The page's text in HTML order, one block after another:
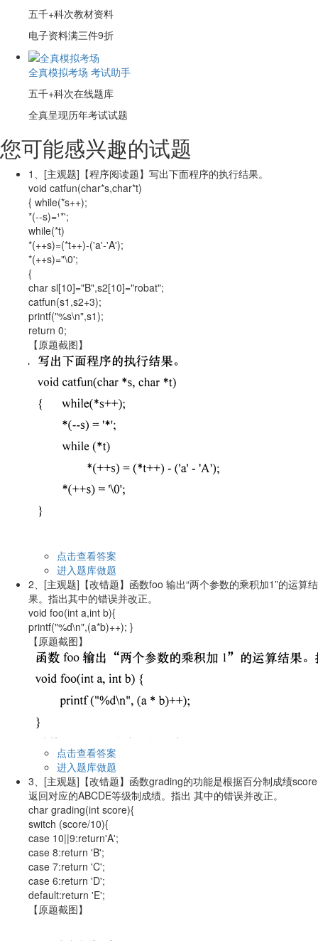
五千+科次教材资料
电子资料满三件9折
全真模拟考场 考试助手
五千+科次在线题库
全真呈现历年考试试题
您可能感兴趣的试题
1、 [主观题] 【程序阅读题】写出下面程序的执行结果。
void catfun(char*s,char*t)
{ while(*s++);
*(--s)=¹*';
while(*t)
*(++s)=(*t++)-('a'-'A');
*(++s)="\0';
{
char sl[10]="B",s2[10]="robat";
catfun(s1,s2+3);
printf("%s\n",s1);
return 0;
【原题截图】
点击查看答案
进入题库做题
2、 [主观题] 【改错题】函数foo 输出“两个参数的乘积加1”的运算结
果。指出其中的错误并改正。
void foo(int a,int b){
printf("%d\n",(a*b)++); }
【原题截图】
点击查看答案
进入题库做题
3、 [主观题] 【改错题】函数grading的功能是根据百分制成绩score
返回对应的ABCDE等级制成绩。指出 其中的错误并改正。
char grading(int score){
switch (score/10){
case 10||9:return'A';
case 8:return 'B';
case 7:return 'C';
case 6:return 'D';
default:return 'E';
【原题截图】